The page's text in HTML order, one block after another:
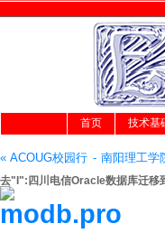
首页 技术基
« ACOUG校园行 - 南阳理工学
去"I":四川电信Oracle数据库迁移